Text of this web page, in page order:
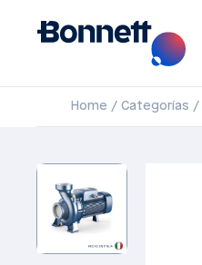
Home Categorías